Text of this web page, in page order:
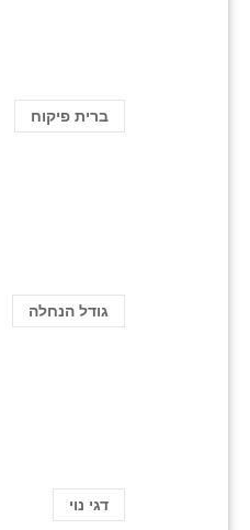
ברית פיקוח
גודל הנחלה
דגי נוי